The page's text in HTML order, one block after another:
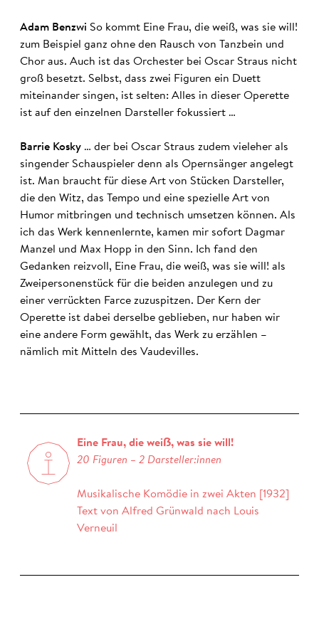
Adam Benzwi So kommt Eine Frau, die weiß, was sie will!
zum Beispiel ganz ohne den Rausch von Tanzbein und
Chor aus. Auch ist das Orchester bei Oscar Straus nicht
groß besetzt. Selbst, dass zwei Figuren ein Duett
miteinander singen, ist selten: Alles in dieser Operette
ist auf den einzelnen Darsteller fokussiert …
Barrie Kosky … der bei Oscar Straus zudem vieleher als
singender Schauspieler denn als Opernsänger angelegt
ist. Man braucht für diese Art von Stücken Darsteller,
die den Witz, das Tempo und eine spezielle Art von
Humor mitbringen und technisch umsetzen können. Als
ich das Werk kennenlernte, kamen mir sofort Dagmar
Manzel und Max Hopp in den Sinn. Ich fand den
Gedanken reizvoll, Eine Frau, die weiß, was sie will! als
Zweipersonenstück für die beiden anzulegen und zu
einer verrückten Farce zuzuspitzen. Der Kern der
Operette ist dabei derselbe geblieben, nur haben wir
eine andere Form gewählt, das Werk zu erzählen –
nämlich mit Mitteln des Vaudevilles.
Eine Frau, die weiẞ, was sie will!
20 Figuren – 2 Darsteller:innen
Musikalische Komödie in zwei Akten [1932]
Text von Alfred Grünwald nach Louis
Verneuil